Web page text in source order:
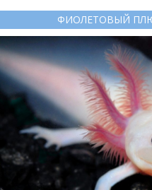
ФИОЛЕТОВЫЙ